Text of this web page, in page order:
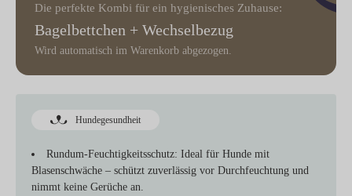
Die perfekte Kombi für ein hygienisches Zuhause:
Bagelbettchen + Wechselbezug
Wird automatisch im Warenkorb abgezogen.
Hundegesundheit
Rundum-Feuchtigkeitsschutz: Ideal für Hunde mit
Blasenschwäche – schützt zuverlässig vor Durchfeuchtung und
nimmt keine Gerüche an.